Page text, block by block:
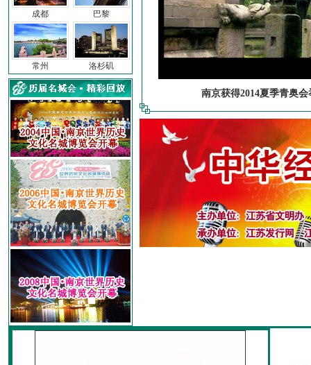
成都
常州
巴黎
洛杉矶
南京获得2014夏季青奥会